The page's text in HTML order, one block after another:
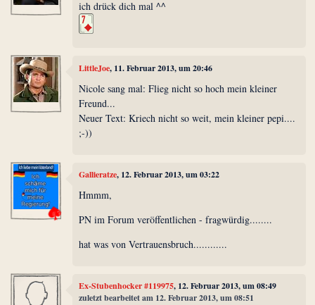
ich drück dich mal ^^
LittleJoe, 11. Februar 2013, um 20:46
Nicole sang mal: Flieg nicht so hoch mein kleiner
Freund...
Neuer Text: Kriech nicht so weit, mein kleiner pepi....
;-))
Gallieratze, 12. Februar 2013, um 03:22
Hmmm,
PN im Forum veröffentlichen - fragwürdig........
hat was von Vertrauensbruch............
Ex-Stubenhocker #119975, 12. Februar 2013, um 08:49
zuletzt bearbeitet am 12. Februar 2013, um 08:51